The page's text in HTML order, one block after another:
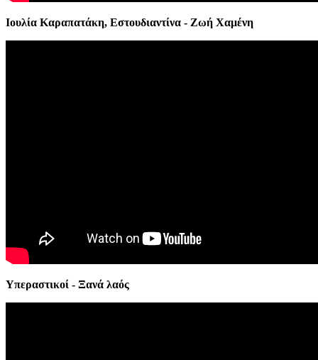
Ιουλία Καραπατάκη, Εστουδιαντίνα - Zωή Χαμένη
Υπεραστικοί - Ξανά λαός